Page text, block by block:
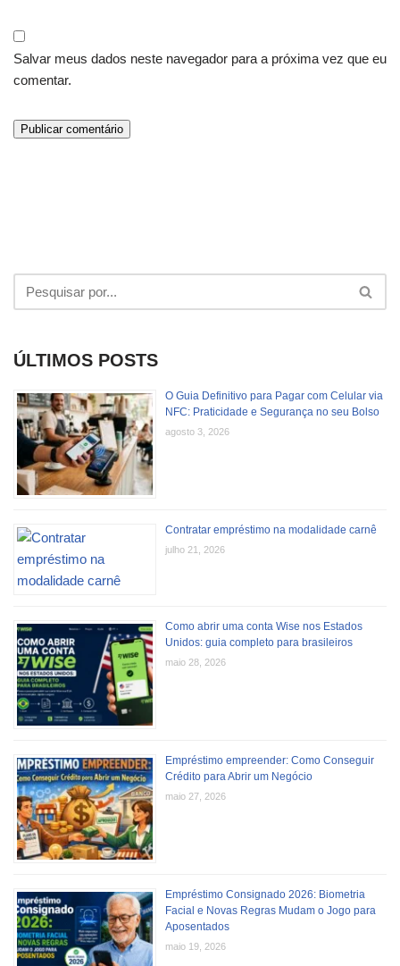
Salvar meus dados neste navegador para a próxima vez que eu
comentar.
ÚLTIMOS POSTS
O Guia Definitivo para Pagar com Celular via
NFC: Praticidade e Segurança no seu Bolso
agosto 3, 2026
Contratar empréstimo na modalidade carnê
julho 21, 2026
Como abrir uma conta Wise nos Estados
Unidos: guia completo para brasileiros
maio 28, 2026
Empréstimo empreender: Como Conseguir
Crédito para Abrir um Negócio
maio 27, 2026
Empréstimo Consignado 2026: Biometria
Facial e Novas Regras Mudam o Jogo para
Aposentados
maio 19, 2026